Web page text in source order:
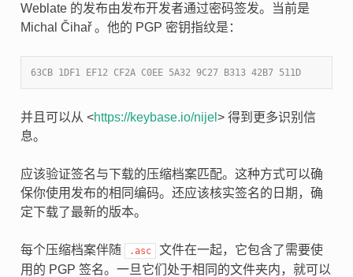
Weblate 的发布由发布开发者通过密码签发。当前是
Michal Čihař 。他的 PGP 密钥指纹是：
63CB 1DF1 EF12 CF2A C0EE 5A32 9C27 B313 42B7 511D
并且可以从 <https://keybase.io/nijel > 得到更多识别信
息。
应该验证签名与下载的压缩档案匹配。这种方式可以确
保你使用发布的相同编码。还应该核实签名的日期，确
定下载了最新的版本。
每个压缩档案伴随 .asc
文件在一起，它包含了需要使
用的 PGP 签名。一旦它们处于相同的文件夹内，就可以